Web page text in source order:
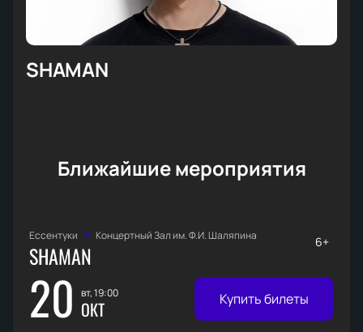
SHAMAN
Ближайшие мероприятия
Ессентуки Концертный Зал им. Ф.И. Шаляпина
SHAMAN
20 вт, 19:00
ОКТ
6+
Купить билеты